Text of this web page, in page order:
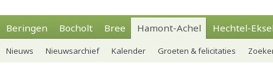
Beringen Bocholt Bree Hamont-Achel Hechtel-
Nieuws Nieuwsarchief Kalender Groeten & felicitaties